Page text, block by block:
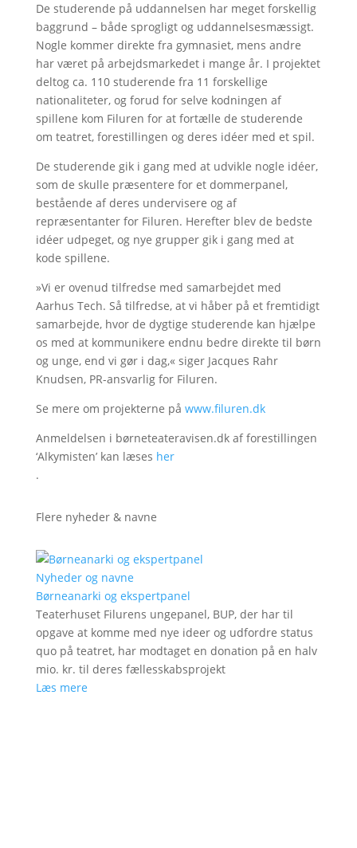
De studerende på uddannelsen har meget forskellig
baggrund – både sprogligt og uddannelsesmæssigt.
Nogle kommer direkte fra gymnasiet, mens andre
har været på arbejdsmarkedet i mange år. I projektet
deltog ca. 110 studerende fra 11 forskellige
nationaliteter, og forud for selve kodningen af
spillene kom Filuren for at fortælle de studerende
om teatret, forestillingen og deres idéer med et spil.
De studerende gik i gang med at udvikle nogle idéer,
som de skulle præsentere for et dommerpanel,
bestående af deres undervisere og af
repræsentanter for Filuren. Herefter blev de bedste
idéer udpeget, og nye grupper gik i gang med at
kode spillene.
»Vi er ovenud tilfredse med samarbejdet med
Aarhus Tech. Så tilfredse, at vi håber på et fremtidigt
samarbejde, hvor de dygtige studerende kan hjælpe
os med at kommunikere endnu bedre direkte til børn
og unge, end vi gør i dag,« siger Jacques Rahr
Knudsen, PR-ansvarlig for Filuren.
Se mere om projekterne på www.filuren.dk
Anmeldelsen i børneteateravisen.dk af forestillingen
‘Alkymisten’ kan læses her
.
Flere nyheder & navne
Nyheder og navne
Børneanarki og ekspertpanel
Teaterhuset Filurens ungepanel, BUP, der har til
opgave at komme med nye ideer og udfordre status
quo på teatret, har modtaget en donation på en halv
mio. kr. til deres fællesskabsprojekt
Læs mere